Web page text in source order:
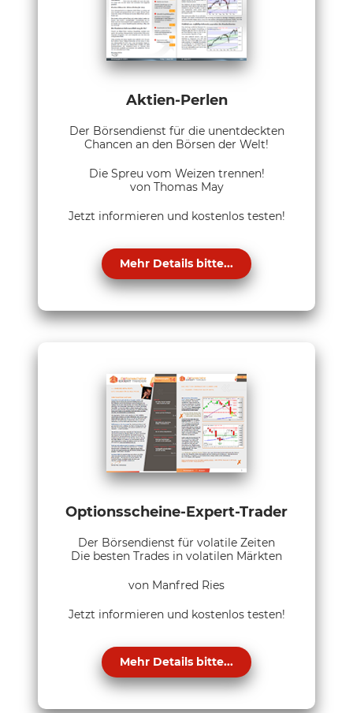
Aktien-Perlen
Der Börsendienst für die unentdeckten
Chancen an den Börsen der Welt!
Die Spreu vom Weizen trennen!
von Thomas May
Jetzt informieren und kostenlos testen!
Mehr Details bitte...
Optionsscheine-Expert-Trader
Der Börsendienst für volatile Zeiten
Die besten Trades in volatilen Märkten
von Manfred Ries
Jetzt informieren und kostenlos testen!
Mehr Details bitte...